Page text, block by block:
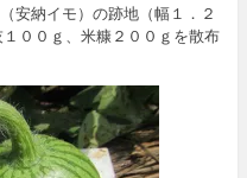
安納イモ）の跡地（幅１．２
００ｇ、米糠２００ｇを散布